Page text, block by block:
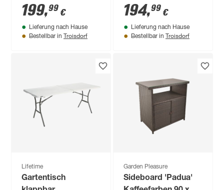
Eukalyptusholz
braun 3-teilig
199,99 €
Lieferung nach Hause
Bestellbar in Troisdorf
3-teilig
194,99 €
Lieferung nach Hause
Bestellbar in Troisdorf
Lifetime
Gartentisch
Garden Pleasure
Sideboard 'Padua'